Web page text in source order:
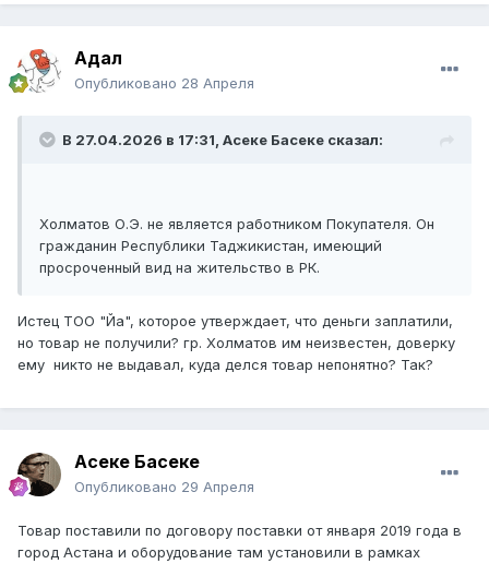
доверенность, мотивируя тем, что Холматов О.Э. не
являлся руководителем Товарищества, не состоял в
получение товарно-материальных ценностей и
подписание документов, не был уполномочен
подписывались уполномоченным органом или
представителем Товарищества, сам товар не
поставлялся, не принимался на учет, не отражен в
года установлено, что подпись от имени директора
Товарищества в договоре поставки и в доверенности
выполнена не им самим, а другим лицом с имитацией
Доверенность формы Д-1 фигурирует в материалах
дела.
Холматов О.Э. не является работником Покупателя. Он
гражданин Республики Таджикистан, имеющий
Адал
Опубликовано 28 Апреля
В 27.04.2026 в 17:31, Асеке Басеке сказал:
Холматов О.Э. не является работником Покупателя. Он
гражданин Республики Таджикистан, имеющий
просроченный вид на жительство в РК.
Истец ТОО "Йа", которое утверждает, что деньги заплатили,
но товар не получили? гр. Холматов им неизвестен, доверку
ему никто не выдавал, куда делся товар непонятно? Так?
Асеке Басеке
Опубликовано 29 Апреля
Товар поставили по договору поставки от января 2019 года в
город Астана и оборудование там установили в рамках